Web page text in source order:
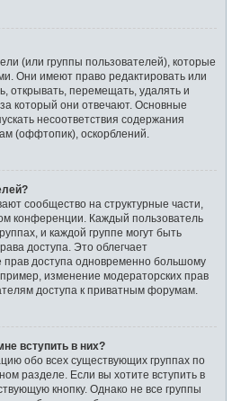
(или группы пользователей), которые
Они имеют право редактировать или
открывать, перемещать, удалять и
который они отвечают. Основные
несоответствия содержания
(оффтопик), оскорблений.
сообщество на структурные части,
конференции. Каждый пользователь
и каждой группе могут быть
доступа. Это облегчает
доступа одновременно большому
изменение модераторских прав
доступа к приватным форумам.
вступить в них?
обо всех существующих группах по
разделе. Если вы хотите вступить в
кнопку. Однако не все группы